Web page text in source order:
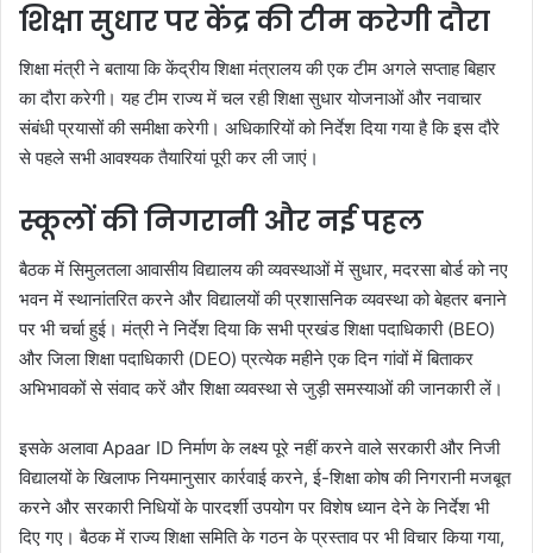
शिक्षा सुधार पर केंद्र की टीम करेगी दौरा
शिक्षा मंत्री ने बताया कि केंद्रीय शिक्षा मंत्रालय की एक टीम अगले सप्ताह बिहार
का दौरा करेगी। यह टीम राज्य में चल रही शिक्षा सुधार योजनाओं और नवाचार
संबंधी प्रयासों की समीक्षा करेगी। अधिकारियों को निर्देश दिया गया है कि इस दौरे
से पहले सभी आवश्यक तैयारियां पूरी कर ली जाएं।
स्कूलों की निगरानी और नई पहल
बैठक में सिमुलतला आवासीय विद्यालय की व्यवस्थाओं में सुधार, मदरसा बोर्ड को नए
भवन में स्थानांतरित करने और विद्यालयों की प्रशासनिक व्यवस्था को बेहतर बनाने
पर भी चर्चा हुई। मंत्री ने निर्देश दिया कि सभी प्रखंड शिक्षा पदाधिकारी (BEO)
और जिला शिक्षा पदाधिकारी (DEO) प्रत्येक महीने एक दिन गांवों में बिताकर
अभिभावकों से संवाद करें और शिक्षा व्यवस्था से जुड़ी समस्याओं की जानकारी लें।
इसके अलावा Apaar ID निर्माण के लक्ष्य पूरे नहीं करने वाले सरकारी और निजी
विद्यालयों के खिलाफ नियमानुसार कार्रवाई करने, ई-शिक्षा कोष की निगरानी मजबूत
करने और सरकारी निधियों के पारदर्शी उपयोग पर विशेष ध्यान देने के निर्देश भी
दिए गए। बैठक में राज्य शिक्षा समिति के गठन के प्रस्ताव पर भी विचार किया गया,